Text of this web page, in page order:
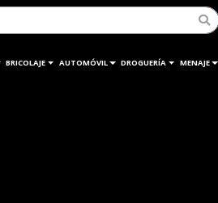
BRICOLAJE AUTOMÓVIL DROGUERÍA MENAJE